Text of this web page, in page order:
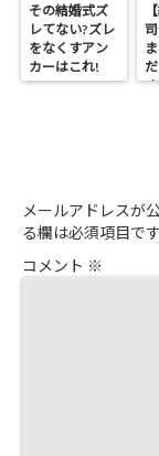
その結婚式ズ
レてない?ズレ
をなくすアン
カーはこれ!
す
メールアドレスが
る欄は必須項目です
コメント ※